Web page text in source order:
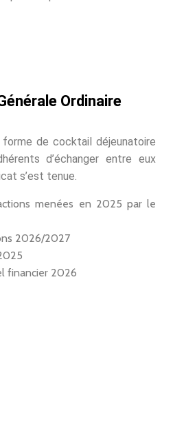
Ordinaire
de cocktail déjeunatoire
d’échanger entre eux
s’est tenue.
menées en 2025 par le
2026/2027
financier 2026